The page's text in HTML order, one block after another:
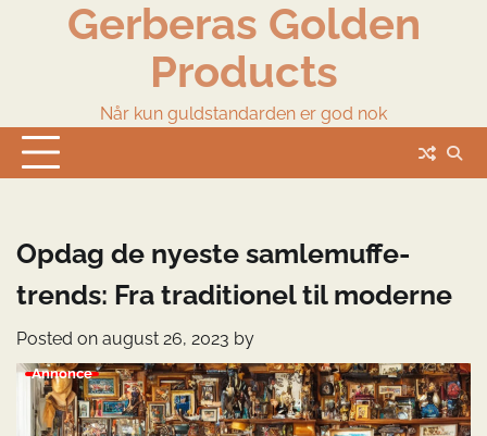
Gerberas Golden
Products
Når kun guldstandarden er god nok
Opdag de nyeste samlemuffe-
trends: Fra traditionel til moderne
Posted on august 26, 2023 by
Annonce